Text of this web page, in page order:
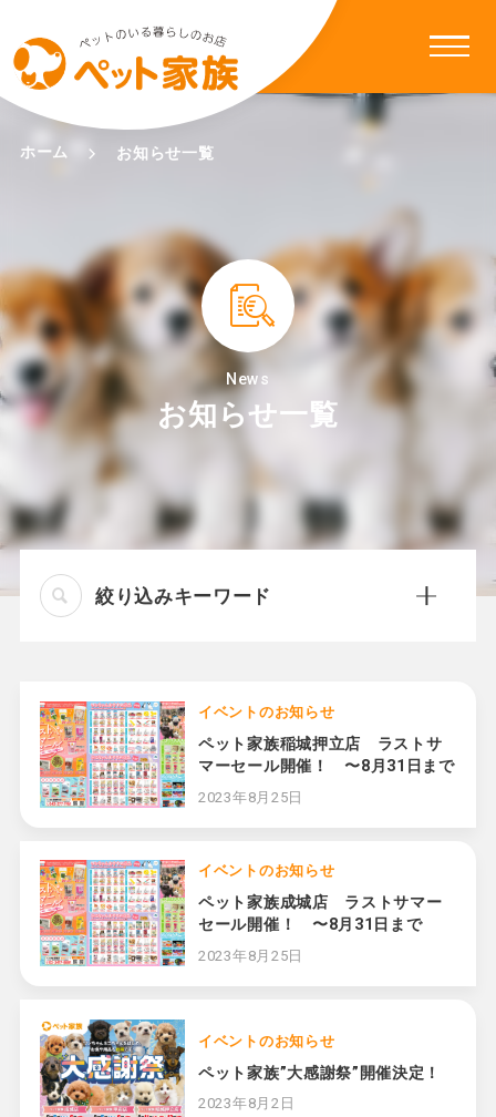
ホーム お知らせ一覧
News
お知らせ一覧
絞り込みキーワード
イベントのお知らせ
ペット家族稲城押立店 ラストサ
マーセール開催！ 〜8月31日まで
2023年8月25日
イベントのお知らせ
ペット家族成城店 ラストサマー
セール開催！ 〜8月31日まで
2023年8月25日
イベントのお知らせ
ペット家族”大感謝祭”開催決定！
2023年8月2日